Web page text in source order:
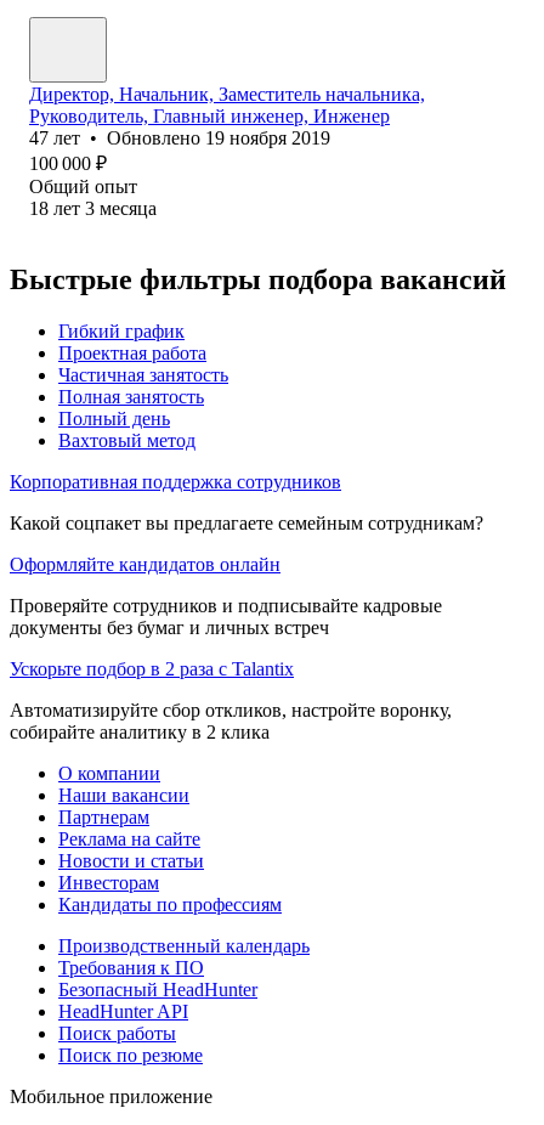
Директор, Начальник, Заместитель начальника,
Руководитель, Главный инженер, Инженер
47 лет • Обновлено 19 ноября 2019
100 000 ₽
Общий опыт
18 лет 3 месяца
Быстрые фильтры подбора вакансий
Гибкий график
Проектная работа
Частичная занятость
Полная занятость
Полный день
Вахтовый метод
Корпоративная поддержка сотрудников
Какой соцпакет вы предлагаете семейным сотрудникам?
Оформляйте кандидатов онлайн
Проверяйте сотрудников и подписывайте кадровые
документы без бумаг и личных встреч
Ускорьте подбор в 2 раза с Talantix
Автоматизируйте сбор откликов, настройте воронку,
собирайте аналитику в 2 клика
О компании
Наши вакансии
Партнерам
Реклама на сайте
Новости и статьи
Инвесторам
Кандидаты по профессиям
Производственный календарь
Требования к ПО
Безопасный HeadHunter
HeadHunter API
Поиск работы
Поиск по резюме
Мобильное приложение